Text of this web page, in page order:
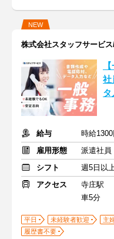
NEW
株式会社スタッフサービ
社
タ
給与
時給
雇用形態
派遣社員
シフト
週5日以
アクセス
寺庄駅
車5分
平日 未経験者歓迎 主
履歴書不要